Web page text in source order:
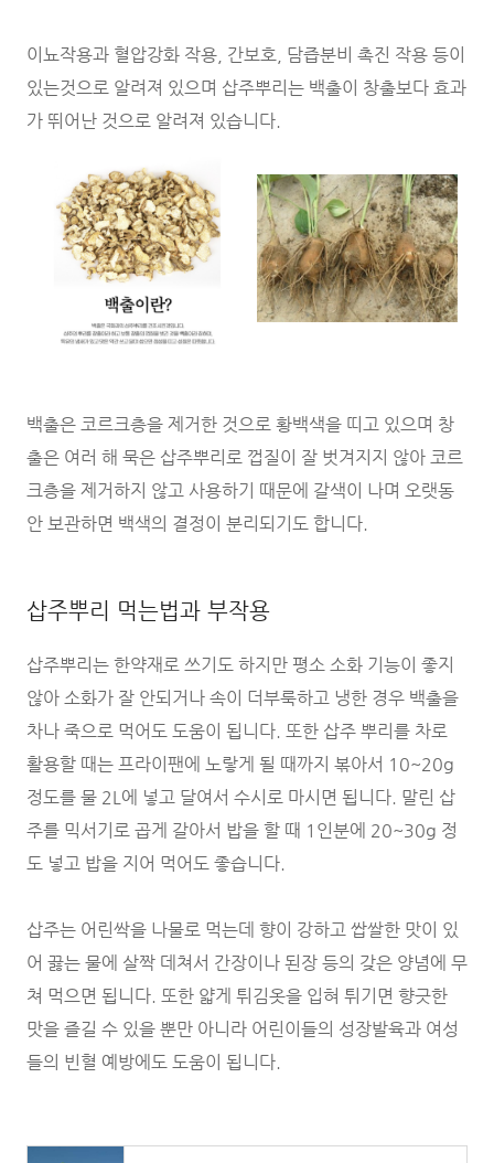
이뇨작용과 혈압강화 작용, 간보호, 담즙분비 촉진 작용 등이
있는것으로 알려져 있으며 삽주뿌리는 백출이 창출보다 효과
가 뛰어난 것으로 알려져 있습니다.
백출은 코르크층을 제거한 것으로 황백색을 띠고 있으며 창
출은 여러 해 묵은 삽주뿌리로 껍질이 잘 벗겨지지 않아 코르
크층을 제거하지 않고 사용하기 때문에 갈색이 나며 오랫동
안 보관하면 백색의 결정이 분리되기도 합니다.
삽주뿌리 먹는법과 부작용
삽주뿌리는 한약재로 쓰기도 하지만 평소 소화 기능이 좋지
않아 소화가 잘 안되거나 속이 더부룩하고 냉한 경우 백출을
차나 죽으로 먹어도 도움이 됩니다. 또한 삽주 뿌리를 차로
활용할 때는 프라이팬에 노랗게 될 때까지 볶아서 10~20g
정도를 물 2L에 넣고 달여서 수시로 마시면 됩니다. 말린 삽
주를 믹서기로 곱게 갈아서 밥을 할 때 1인분에 20~30g 정
도 넣고 밥을 지어 먹어도 좋습니다.
삽주는 어린싹을 나물로 먹는데 향이 강하고 쌉쌀한 맛이 있
어 끓는 물에 살짝 데쳐서 간장이나 된장 등의 갖은 양념에 무
쳐 먹으면 됩니다. 또한 얇게 튀김옷을 입혀 튀기면 향긋한
맛을 즐길 수 있을 뿐만 아니라 어린이들의 성장발육과 여성
들의 빈혈 예방에도 도움이 됩니다.